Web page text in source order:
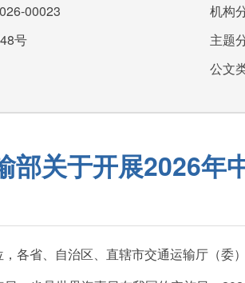
00023
号
机构
主题
公文
部关于开展2026年
各省、自治区、直辖市交通运输厅（委